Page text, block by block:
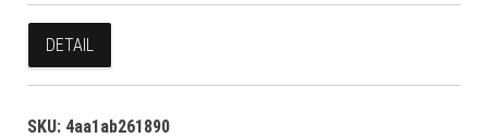
DETAIL
SKU: 4aa1ab261890